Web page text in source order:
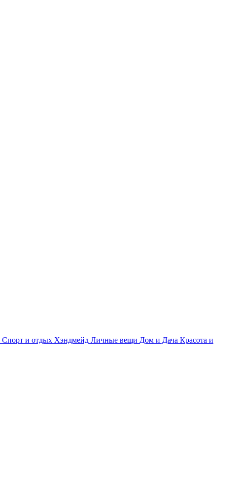
Спорт и отдых Хэндмейд Личные вещи Дом и Дача Красота и